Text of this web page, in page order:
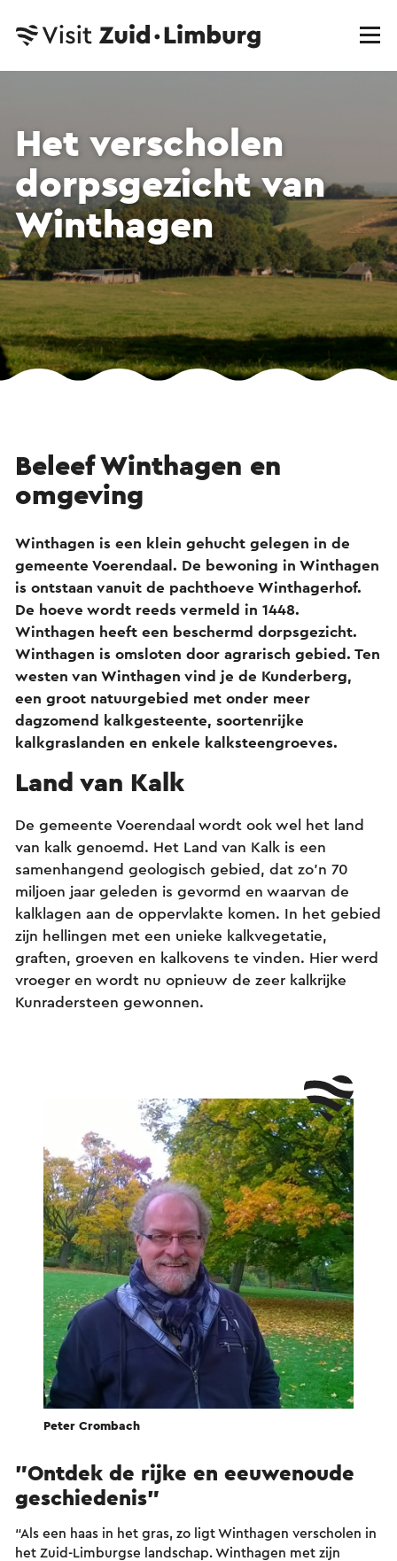
Het verscholen
dorpsgezicht van
Winthagen
Beleef Winthagen en
omgeving
Winthagen is een klein gehucht gelegen in de
gemeente Voerendaal. De bewoning in Winthagen
is ontstaan vanuit de pachthoeve Winthagerhof.
De hoeve wordt reeds vermeld in 1448.
Winthagen heeft een beschermd dorpsgezicht.
Winthagen is omsloten door agrarisch gebied. Ten
westen van Winthagen vind je de Kunderberg,
een groot natuurgebied met onder meer
dagzomend kalkgesteente, soortenrijke
kalkgraslanden en enkele kalksteengroeves.
Land van Kalk
De gemeente Voerendaal wordt ook wel het land
van kalk genoemd. Het Land van Kalk is een
samenhangend geologisch gebied, dat zo’n 70
miljoen jaar geleden is gevormd en waarvan de
kalklagen aan de oppervlakte komen. In het gebied
zijn hellingen met een unieke kalkvegetatie,
graften, groeven en kalkovens te vinden. Hier werd
vroeger en wordt nu opnieuw de zeer kalkrijke
Kunradersteen gewonnen.
Peter Crombach
"Ontdek de rijke en eeuwenoude
geschiedenis"
“Als een haas in het gras, zo ligt Winthagen verscholen in
het Zuid-Limburgse landschap. Winthagen met zijn